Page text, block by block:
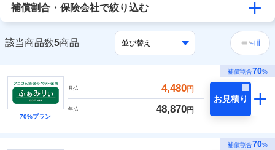
補償割合・保険会社で絞り込む
該当商品数5商品
補償割合70%
70%プラン
月払 4,480円
年払 48,870円
お見積り
補償割合70%